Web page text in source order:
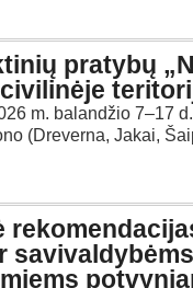
pratybų
m. balandžio 7–17
(Dreverna, Jakai,
savivaldybėms